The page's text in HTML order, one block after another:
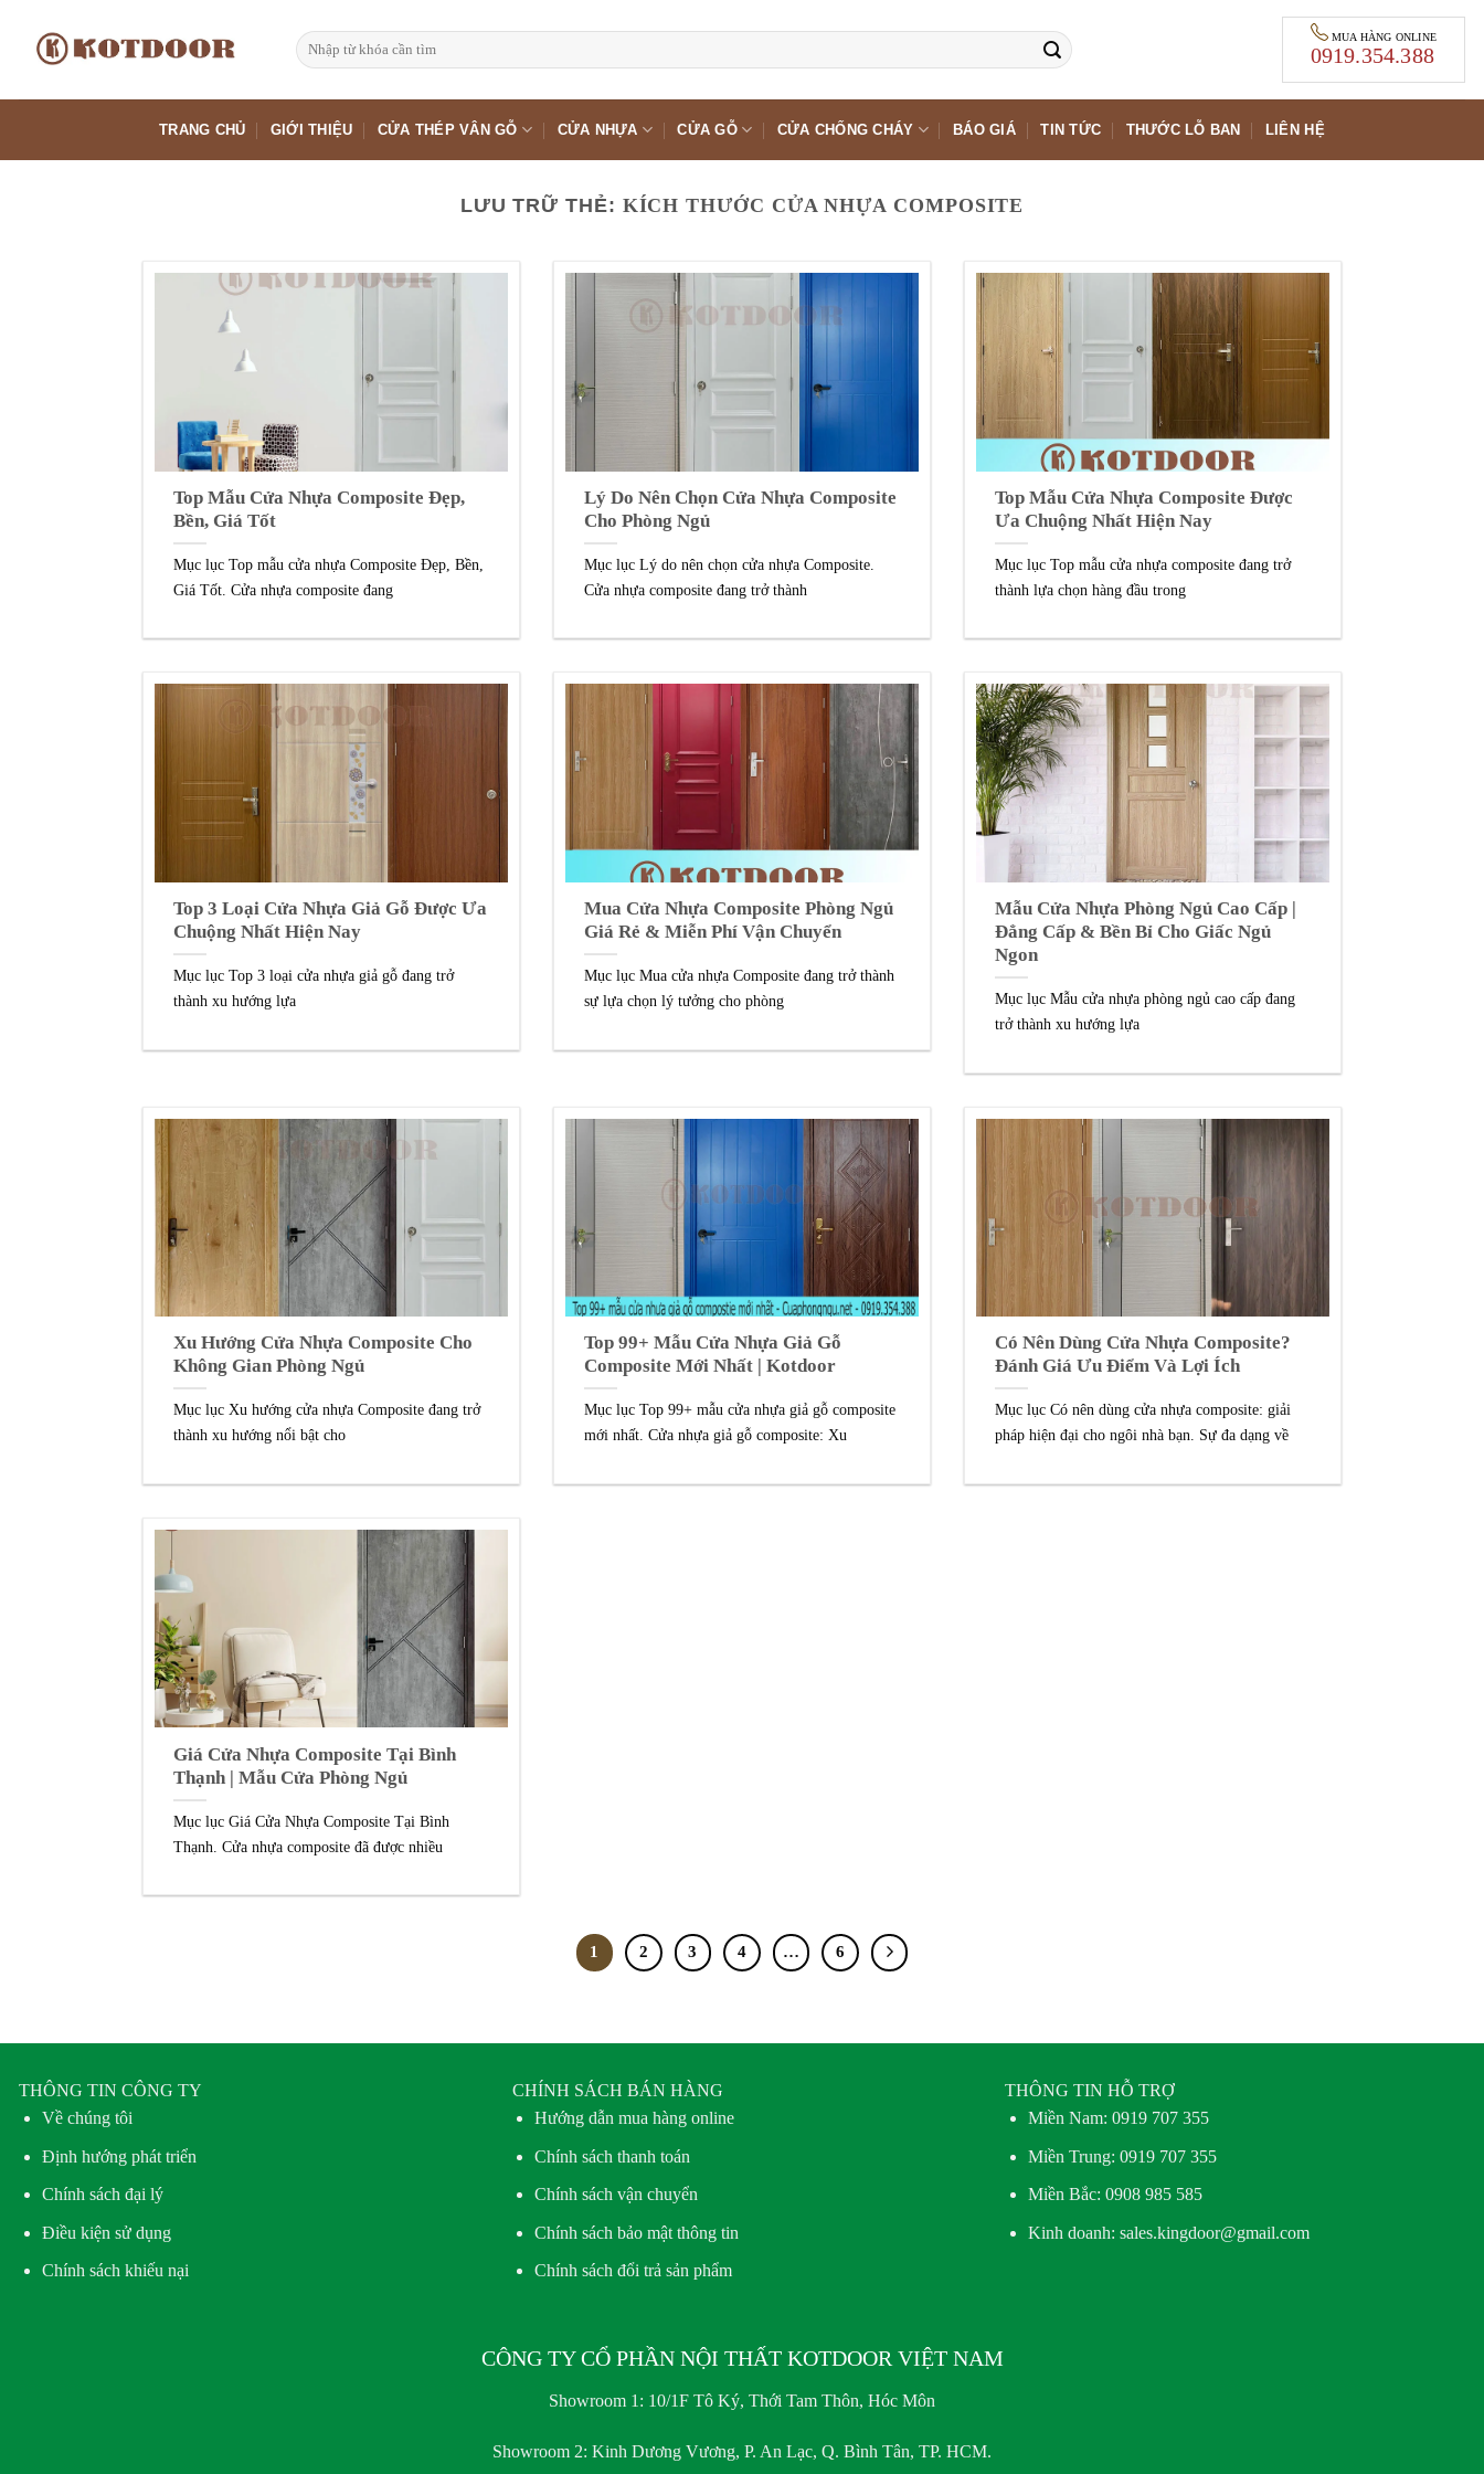
dung
Tìm
kiếm:
MUA HÀNG ONLINE
0919.354.388
TRANG CHỦ GIỚI THIỆU CỬA THÉP VÂN GỖ CỬA NHỰA CỬA GỖ CỬA CHỐNG CHÁY BÁO GIÁ TIN TỨC THƯỚC LỖ BAN LIÊN HỆ
LƯU TRỮ THẺ: KÍCH THƯỚC CỬA NHỰA COMPOSITE
Top Mẫu Cửa Nhựa Composite Đẹp,
Bền, Giá Tốt
Mục lục Top mẫu cửa nhựa Composite Đẹp, Bền,
Giá Tốt. Cửa nhựa composite đang
Lý Do Nên Chọn Cửa Nhựa Composite
Cho Phòng Ngủ
Mục lục Lý do nên chọn cửa nhựa Composite.
Cửa nhựa composite đang trở thành
Top Mẫu Cửa Nhựa Composite Được
Ưa Chuộng Nhất Hiện Nay
Mục lục Top mẫu cửa nhựa composite đang trở
thành lựa chọn hàng đầu trong
Top 3 Loại Cửa Nhựa Giả Gỗ Được Ưa
Chuộng Nhất Hiện Nay
Mục lục Top 3 loại cửa nhựa giả gỗ đang trở
thành xu hướng lựa
Mua Cửa Nhựa Composite Phòng Ngủ
Giá Rẻ & Miễn Phí Vận Chuyển
Mục lục Mua cửa nhựa Composite đang trở thành
sự lựa chọn lý tưởng cho phòng
Mẫu Cửa Nhựa Phòng Ngủ Cao Cấp |
Đẳng Cấp & Bền Bỉ Cho Giấc Ngủ
Ngon
Mục lục Mẫu cửa nhựa phòng ngủ cao cấp đang
trở thành xu hướng lựa
Xu Hướng Cửa Nhựa Composite Cho
Không Gian Phòng Ngủ
Mục lục Xu hướng cửa nhựa Composite đang trở
thành xu hướng nổi bật cho
Top 99+ Mẫu Cửa Nhựa Giả Gỗ
Composite Mới Nhất | Kotdoor
Mục lục Top 99+ mẫu cửa nhựa giả gỗ composite
mới nhất. Cửa nhựa giả gỗ composite: Xu
Có Nên Dùng Cửa Nhựa Composite?
Đánh Giá Ưu Điểm Và Lợi Ích
Mục lục Có nên dùng cửa nhựa composite: giải
pháp hiện đại cho ngôi nhà bạn. Sự đa dạng về
Giá Cửa Nhựa Composite Tại Bình
Thạnh | Mẫu Cửa Phòng Ngủ
Mục lục Giá Cửa Nhựa Composite Tại Bình
Thạnh. Cửa nhựa composite đã được nhiều
1 2 3 4 … 6
THÔNG TIN CÔNG TY
Về chúng tôi
Định hướng phát triển
Chính sách đại lý
Điều kiện sử dụng
Chính sách khiếu nại
CHÍNH SÁCH BÁN HÀNG
Hướng dẫn mua hàng online
Chính sách thanh toán
Chính sách vận chuyển
Chính sách bảo mật thông tin
Chính sách đổi trả sản phẩm
THÔNG TIN HỖ TRỢ
Miền Nam:0919 707 355
Miền Trung:0919 707 355
Miền Bắc:0908 985 585
Kinh doanh: sales.kingdoor@gmail.com
CÔNG TY CỔ PHẦN NỘI THẤT KOTDOOR VIỆT NAM
Showroom 1: 10/1F Tô Ký, Thới Tam Thôn, Hóc Môn
Showroom 2: Kinh Dương Vương, P. An Lạc, Q. Bình Tân, TP. HCM.